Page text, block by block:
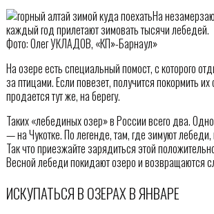
На
каждый год прилетают зимовать тысячи лебедей.
Фото: Олег УКЛАДОВ, «КП»-Барнаул»
На озере есть специальный помост, с которого
за птицами. Если повезет, получится покормить их
продается тут же, на берегу.
Таких «лебединых озер» в России всего два.
— на Чукотке. По легенде, там, где зимуют
Так что приезжайте зарядиться этой
Весной лебеди покидают озеро и возвращаются
ИСКУПАТЬСЯ В ОЗЕРАХ В ЯНВАРЕ